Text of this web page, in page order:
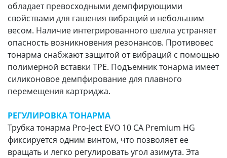
обладает превосходными демпфирующими
свойствами для гашения вибраций и небольшим
весом. Наличие интегрированного шелла устраняет
опасность возникновения резонансов. Противовес
тонарма снабжают защитой от вибраций с помощью
полимерной вставки TPE. Подъемник тонарма имеет
силиконовое демпфирование для плавного
перемещения картриджа.
РЕГУЛИРОВКА ТОНАРМА
Трубка тонарма Pro-Ject EVO 10 CA Premium HG
фиксируется одним винтом, что позволяет ее
вращать и легко регулировать угол азимута. Эта